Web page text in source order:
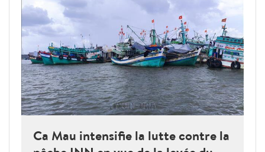
Ca Mau intensifie la lutte contre la